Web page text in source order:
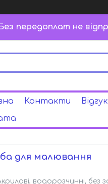
передоплат не
Контакти
для малювання
водорозчинні, без